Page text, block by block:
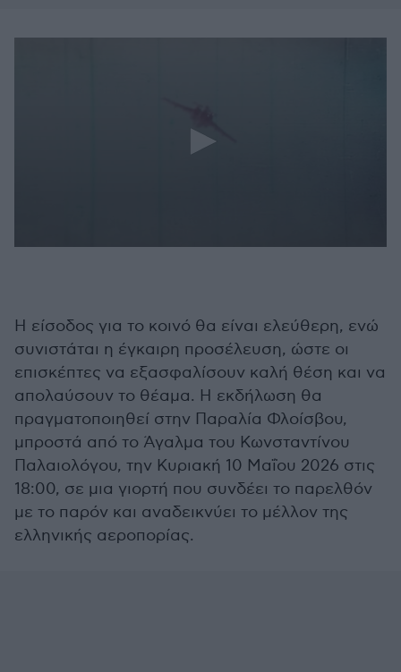
Η είσοδος για το κοινό θα είναι ελεύθερη, ενώ
συνιστάται η έγκαιρη προσέλευση, ώστε οι
επισκέπτες να εξασφαλίσουν καλή θέση και να
απολαύσουν το θέαμα. Η εκδήλωση θα
πραγματοποιηθεί στην Παραλία Φλοίσβου,
μπροστά από το Άγαλμα του Κωνσταντίνου
Παλαιολόγου, την Κυριακή 10 Μαΐου 2026 στις
18:00, σε μια γιορτή που συνδέει το παρελθόν
με το παρόν και αναδεικνύει το μέλλον της
ελληνικής αεροπορίας.